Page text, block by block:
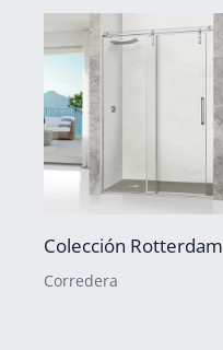
Colección Rotterdam
Corredera